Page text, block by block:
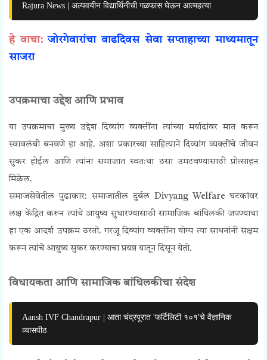
Rajura News | अल्पवयीन विद्यार्थिनीची गळफास घेऊन आत्महत्या
हे वाचा: जोरगेवारांचा वाढदिवस सेवा सप्ताहाच्या माध्यमातून
साजरा
उपक्रमाचा उद्देश आणि प्रभाव
या उपक्रमाचा मुख्य उद्देश दिव्यांग व्यक्तींना त्यांच्या मर्यादांवर मात करून
स्वावलंबी बनवणे हा आहे. अशा प्रकारच्या साहित्याने दिव्यांग व्यक्तींचे जीवन
सुकर होईल आणि त्यांना समाजात स्वतःचा ठसा उमटवण्यासाठी प्रोत्साहन
मिळेल.
समाजसेवेतील पुढाकार:समाजातील दुर्बल Divyang Welfareघटकांवर
लक्ष केंद्रित करून त्यांचे आयुष्य सुधारण्यासाठी सामाजिक बांधिलकी जपण्याचा
हा एक आदर्श उपक्रम ठरतो. गरजू दिव्यांग व्यक्तींना योग्य त्या साधनांनी सक्षम
करून त्यांचे आयुष्य सुकर करण्याचा प्रयत्न यातून दिसून येतो.
विधायकता आणि सामाजिक बांधिलकीचा संदेश
Aansh IVF Chandrapur | आता चंद्रपूरात 'फर्टिलिटी १०१'चे वैज्ञानिक
व्यासपीठ